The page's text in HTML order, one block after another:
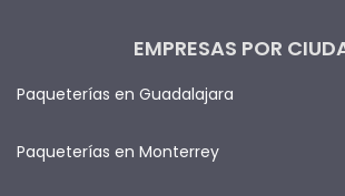
EMPRESAS POR
Paqueterías en Guadalajara
Paqueterías en Monterrey